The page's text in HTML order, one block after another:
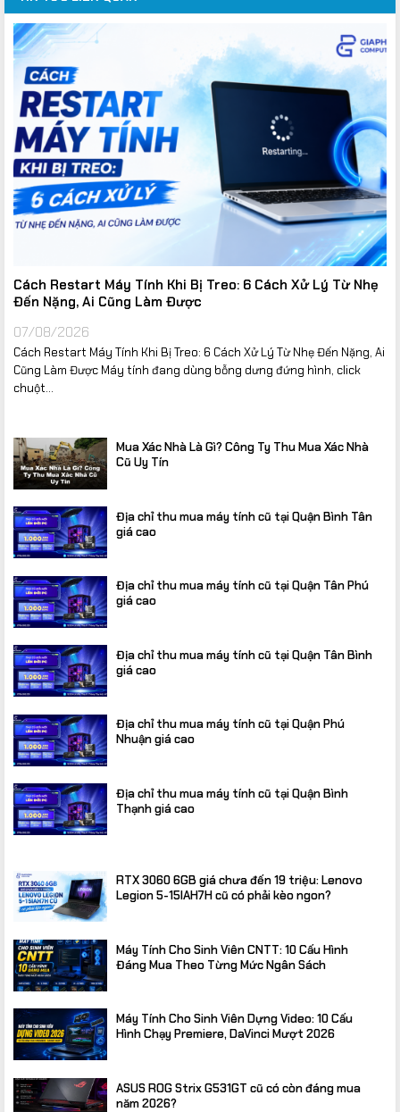
Cách Restart Máy Tính Khi Bị Treo: 6 Cách Xử Lý Từ Nhẹ
Đến Nặng, Ai Cũng Làm Được
07/08/2026
Cách Restart Máy Tính Khi Bị Treo: 6 Cách Xử Lý Từ Nhẹ Đến Nặng, Ai
Cũng Làm Được Máy tính đang dùng bỗng dưng đứng hình, click
chuột...
Mua Xác Nhà Là Gì? Công Ty Thu Mua Xác Nhà
Cũ Uy Tín
Địa chỉ thu mua máy tính cũ tại Quận Bình Tân
giá cao
Địa chỉ thu mua máy tính cũ tại Quận Tân Phú
giá cao
Địa chỉ thu mua máy tính cũ tại Quận Tân Bình
giá cao
Địa chỉ thu mua máy tính cũ tại Quận Phú
Nhuận giá cao
Địa chỉ thu mua máy tính cũ tại Quận Bình
Thạnh giá cao
RTX 3060 6GB giá chưa đến 19 triệu: Lenovo
Legion 5-15IAH7H cũ có phải kèo ngon?
Máy Tính Cho Sinh Viên CNTT: 10 Cấu Hình
Đáng Mua Theo Từng Mức Ngân Sách
Máy Tính Cho Sinh Viên Dựng Video: 10 Cấu
Hình Chạy Premiere, DaVinci Mượt 2026
ASUS ROG Strix G531GT cũ có còn đáng mua
năm 2026?